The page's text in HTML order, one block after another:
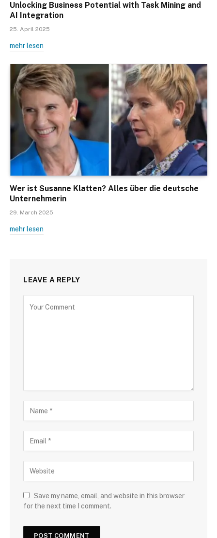
Unlocking Business Potential with Task Mining and
AI Integration
25. April 2025
mehr lesen
Wer ist Susanne Klatten? Alles über die deutsche
Unternehmerin
29. March 2025
mehr lesen
LEAVE A REPLY
Save my name, email, and website in this browser
for the next time I comment.